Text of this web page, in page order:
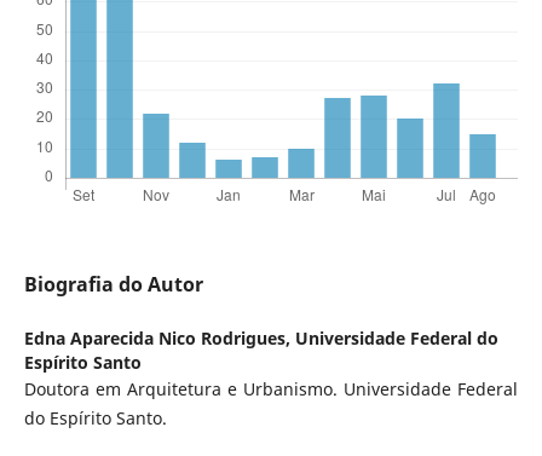
Biografia do Autor
Edna Aparecida Nico Rodrigues, Universidade Federal do
Espírito Santo
Doutora em Arquitetura e Urbanismo. Universidade Federal
do Espírito Santo.